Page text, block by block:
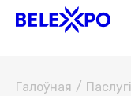
Галоўная / Паслугi